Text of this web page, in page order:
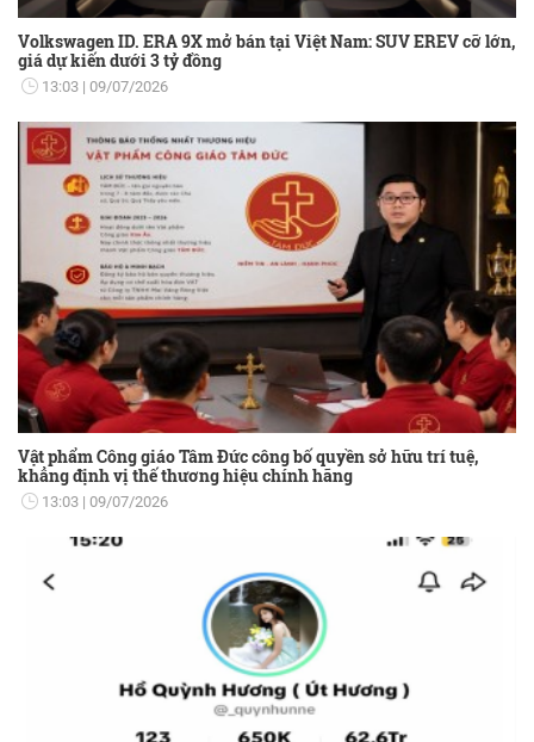
Volkswagen ID. ERA 9X mở bán tại Việt Nam: SUV EREV cỡ lớn,
giá dự kiến dưới 3 tỷ đồng
13:03 09/07/2026
Vật phẩm Công giáo Tâm Đức công bố quyền sở hữu trí tuệ,
khẳng định vị thế thương hiệu chính hãng
13:03 09/07/2026